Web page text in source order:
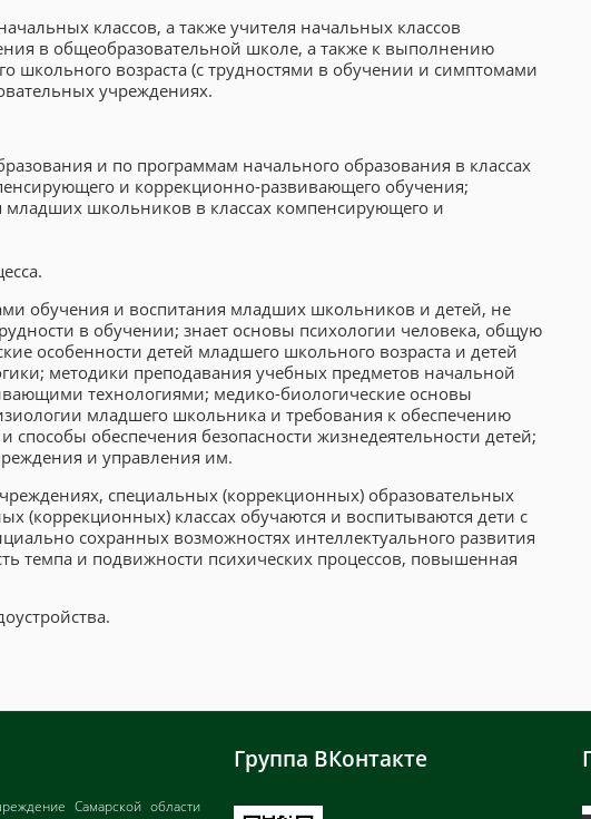
классов, а также учителя начальных классов
в общеобразовательной школе, а также к выполнению
школьного возраста (с трудностями в обучении и симптомами
учреждениях.
и по программам начального образования в классах
и коррекционно-развивающего обучения;
школьников в классах компенсирующего и
обучения и воспитания младших школьников и детей, не
в обучении; знает основы психологии человека, общую
особенности детей младшего школьного возраста и детей
методики преподавания учебных предметов начальной
технологиями; медико-биологические основы
младшего школьника и требования к обеспечению
обеспечения безопасности жизнедеятельности детей;
и управления им.
специальных (коррекционных) образовательных
(коррекционных) классах обучаются и воспитываются дети с
сохранных возможностях интеллектуального развития
темпа и подвижности психических процессов, повышенная
Самарской области
Группа ВКонтакте